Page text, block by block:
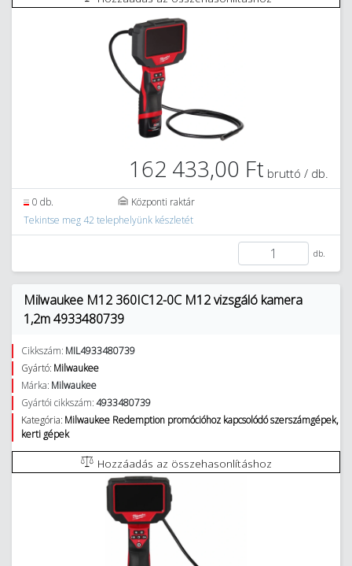
162 433,00 Ft bruttó / db.
0 db.
Központi raktár
Tekintse meg 42 telephelyünk készletét
db.
Milwaukee M12 360IC12-0C M12 vizsgáló kamera
1,2m 4933480739
Cikkszám: MIL4933480739
Gyártó: Milwaukee
Márka: Milwaukee
Gyártói cikkszám:4933480739
Kategória: Milwaukee Redemption promócióhoz kapcsolódó szerszámgépek,
kerti gépek
Hozzáadás az összehasonlításhoz